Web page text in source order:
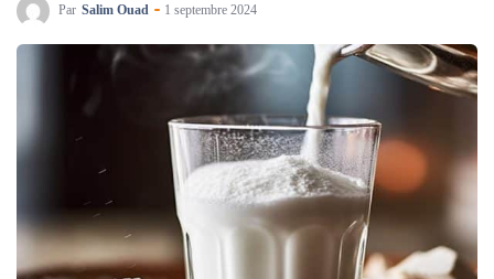
Par Salim Ouad 1 septembre 2024